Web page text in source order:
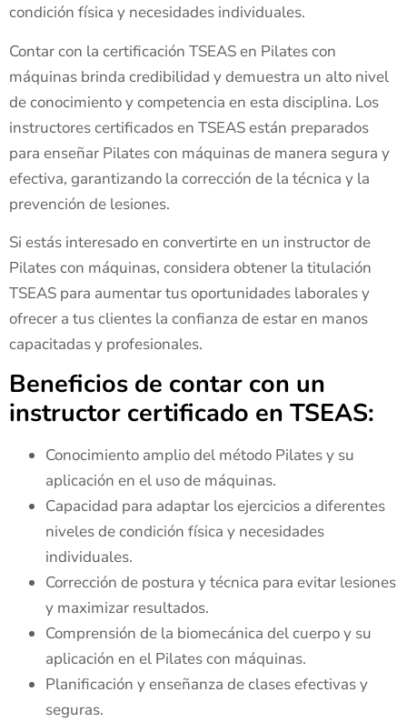
condición física y necesidades individuales.
Contar con la certificación TSEAS en Pilates con
máquinas brinda credibilidad y demuestra un alto nivel
de conocimiento y competencia en esta disciplina. Los
instructores certificados en TSEAS están preparados
para enseñar Pilates con máquinas de manera segura y
efectiva, garantizando la corrección de la técnica y la
prevención de lesiones.
Si estás interesado en convertirte en un instructor de
Pilates con máquinas, considera obtener la titulación
TSEAS para aumentar tus oportunidades laborales y
ofrecer a tus clientes la confianza de estar en manos
capacitadas y profesionales.
Beneficios de contar con un
instructor certificado en TSEAS:
Conocimiento amplio del método Pilates y su
aplicación en el uso de máquinas.
Capacidad para adaptar los ejercicios a diferentes
niveles de condición física y necesidades
individuales.
Corrección de postura y técnica para evitar lesiones
y maximizar resultados.
Comprensión de la biomecánica del cuerpo y su
aplicación en el Pilates con máquinas.
Planificación y enseñanza de clases efectivas y
seguras.